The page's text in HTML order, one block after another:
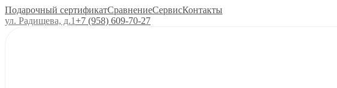
Подарочный сертификатСравнениеСервисКонтакты
ул. Радищева, д.1+7 (958) 609‑70‑27